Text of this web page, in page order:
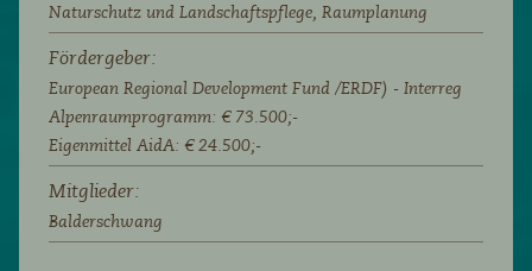
Naturschutz und Landschaftspflege, Raumplanung
Fördergeber:
European Regional Development Fund /ERDF) - Interreg
Alpenraumprogramm: € 73.500;-
Eigenmittel AidA: € 24.500;-
Mitglieder:
Balderschwang